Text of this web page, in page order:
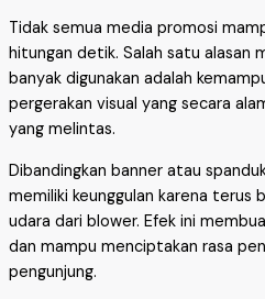
Tidak semua media promosi
hitungan detik. Salah satu alasan
banyak digunakan adalah
pergerakan visual yang secara
yang melintas.
Dibandingkan banner atau
memiliki keunggulan karena terus
udara dari blower. Efek ini
dan mampu menciptakan rasa
pengunjung.